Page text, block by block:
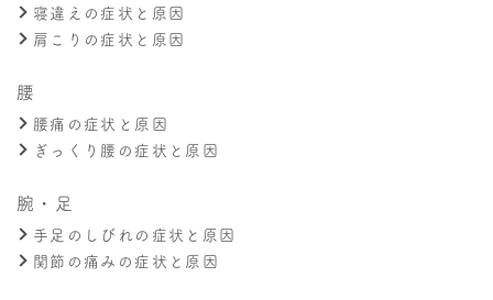
寝違えの症状と原因
肩こりの症状と原因
腰
腰痛の症状と原因
ぎっくり腰の症状と原因
腕・足
手足のしびれの症状と原因
関節の痛みの症状と原因